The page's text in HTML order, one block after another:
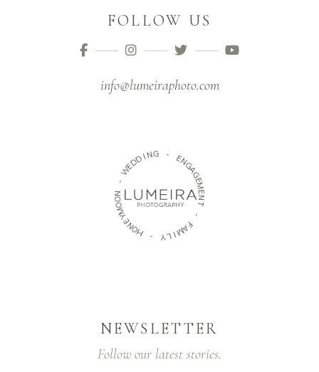
FOLLOW US
info@lumeiraphoto.com
-
W
EDDIN G -
E
NG
A
G
E
M
E
N
T
-
F
A
M
I
L
Y
-
H
O
N
E
Y
M
O
N
NEWSLETTER
Follow our latest stories.